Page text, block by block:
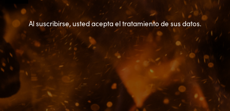
Al suscribirse, usted acepta el tratamiento de sus datos.